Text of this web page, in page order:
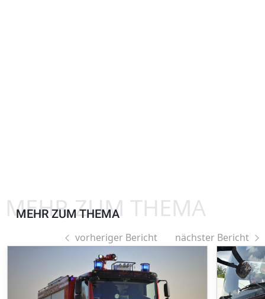
MEHR ZUM THEMA
MEHR ZUM THEMA
vorheriger Bericht nächster Bericht